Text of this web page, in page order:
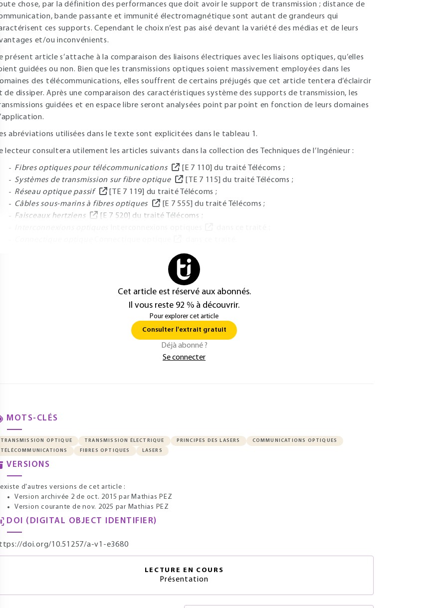
chose, par la définition des performances que doit avoir le support de transmission ; distance de
bande passante et immunité électromagnétique sont autant de grandeurs qui
ces supports. Cependant le choix n’est pas aisé devant la variété des médias et de leurs
et/ou inconvénients.
présent article s’attache à la comparaison des liaisons électriques avec les liaisons optiques, qu’elles
guidées ou non. Bien que les transmissions optiques soient massivement employées dans les
des télécommunications, elles souffrent de certains préjugés que cet article tentera d’éclaircir
de dissiper. Après une comparaison des caractéristiques système des supports de transmission, les
guidées et en espace libre seront analysées point par point en fonction de leurs domaines
abréviations utilisées dans le texte sont explicitées dans le tableau 1.
lecteur consultera utilement les articles suivants dans la collection des Techniques de l’Ingénieur :
Fibres optiques pour télécommunications
[E 7 110] du traité Télécoms ;
Systèmes de transmission sur fibre optique
[TE 7 115] du traité Télécoms ;
Réseau optique passif
[TE 7 119] du traité Télécoms ;
Câbles sous-marins à fibres optiques
[E 7 555] du traité Télécoms ;
Faisceaux hertziens
[E 7 520] du traité Télécoms ;
Cet article est réservé aux abonnés.
Il vous reste 92 % à découvrir.
Pour explorer cet article
Consulter l'extrait gratuit
Déjà abonné ?
Se connecter
MOTS-CLÉS
TRANSMISSION OPTIQUE TRANSMISSION ÉLECTRIQUE PRINCIPES DES LASERS
COMMUNICATIONS OPTIQUES
TÉLÉCOMMUNICATIONS
FIBRES OPTIQUES LASERS
VERSIONS
d'autres versions de cet article :
Version archivée 2 de oct. 2015 par Mathias PEZ
Version courante de nov. 2025 par Mathias PEZ
DOI (DIGITAL OBJECT IDENTIFIER)
doi.org/10.51257/a-v1-e3680
LECTURE EN COURS
Présentation